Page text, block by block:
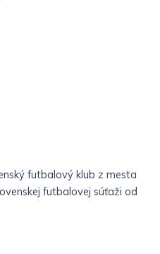
futbalový klub z mesta
futbalovej súťaži od